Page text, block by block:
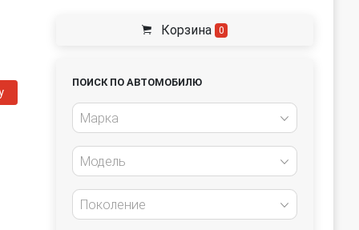
Корзина 0
ПОИСК ПО АВТОМОБИЛЮ
Марка
Модель
Поколение